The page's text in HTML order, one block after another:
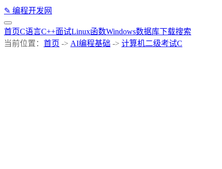
✎ 编程开发网
首页C语言C++面试Linux函数Windows数据库下载搜索
当前位置： 首页 -> AI编程基础 -> 计算机二级考试C